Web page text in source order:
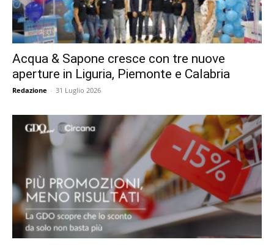
Acqua & Sapone cresce con tre nuove
aperture in Liguria, Piemonte e Calabria
Redazione - 31 Luglio 2026